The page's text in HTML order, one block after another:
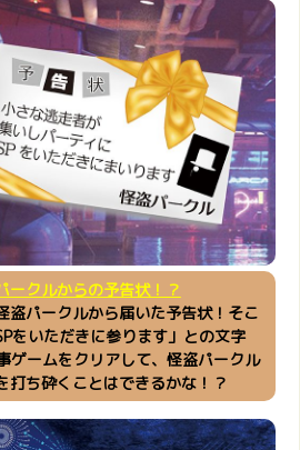
ークルからの予告状！？
盗パークルから届いた予告状！そこ
をいただきに参ります」との文字
ゲームをクリアして、怪盗パークル
打ち砕くことはできるかな！？